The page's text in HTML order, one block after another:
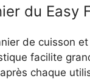
du Easy
de cuisson
facilite
chaque